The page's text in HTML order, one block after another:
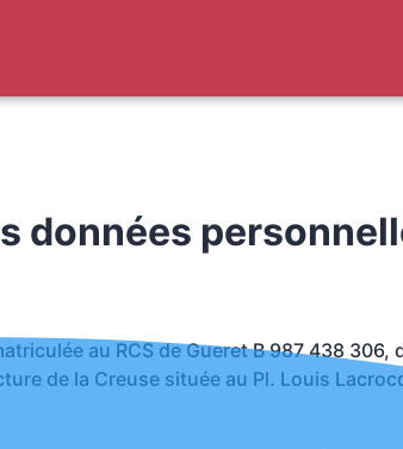
données
au RCS de Gueret B 987 438
de la Creuse située au Pl. Louis